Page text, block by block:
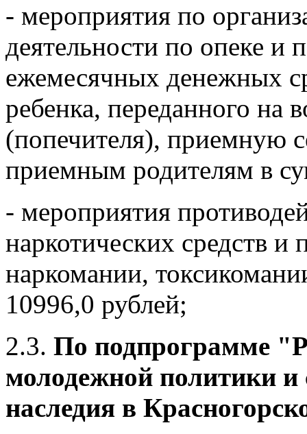
- мероприятия по
деятельности по опеке и
ежемесячных денежных
ребенка, переданного на
(попечителя), приемную
приемным родителям в
- мероприятия
наркотических средств и
наркомании,
10996,0 рублей;
2.3. По подпрограмме
молодежной политики и
наследия в